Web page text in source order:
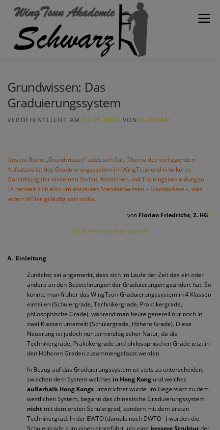
Inhalt
Menü
Grundwissen: Das
Graduierungssystem
VERÖFFENTLICHT AM 02.06.2022 VON FLORIAN
Unsere Reihe „Grundwissen“ setzt sich fort. Thema des vorliegenden
Aufsatzes ist das Graduierungssystem im WingTsun und eine kurze
Darstellung der einzelnen Stufen, Abzeichen und Trainingsbekleidungen.
Es handelt sich also um absolutes Standardwissen – Grundwissen –, was
jedem WTler geläufig sein sollte.
von Florian Friedrichs, 2. HG 1
für PDF-Ansicht hier klicken!
A. Einleitung
Zunächst sei angemerkt, dass sich im Laufe der Zeit das ein oder
andere an den Bezeichnungen der Graduierungen geändert hat. So
konnte man früher das WingTsun-Graduierungssystem in 4 Klassen
einteilen (Schülergrade, Technikergrade, Praktikergrade,
philosophische Grade), während man heute generell nur noch in
zwei Klassen unterteilt (Schülergrade, Höhere Grade). Diese
Neuerung ist jedoch nur terminologischer Natur, da die
Technikergrade, Praktikergrade und philosophischen Grade jetzt in
den Höheren Graden zusammengefasst werden.
In Bezug auf das Graduierungssystem ist stets zu unterscheiden,
zwischen dem System welches in Hong Kong und welches
außerhalb Hong Kongs unterrichtet wurde. Im Gegensatz zu dem
westlichen System, begann das chinesische Graduierungssystem
nicht mit dem ersten Schülergrad, sondern mit dem ersten
Technikergrad. In der EWTO (damals noch DWTO2) wurden die
Schülergrade zum einen eingeführt, um eine bessere Strukturder